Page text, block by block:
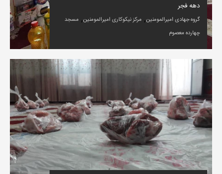
دهه فجر
گروه جهادی امیرالمومنین, مرکز نیکوکاری امیرالمومنین, مسجد
چهارده معصوم